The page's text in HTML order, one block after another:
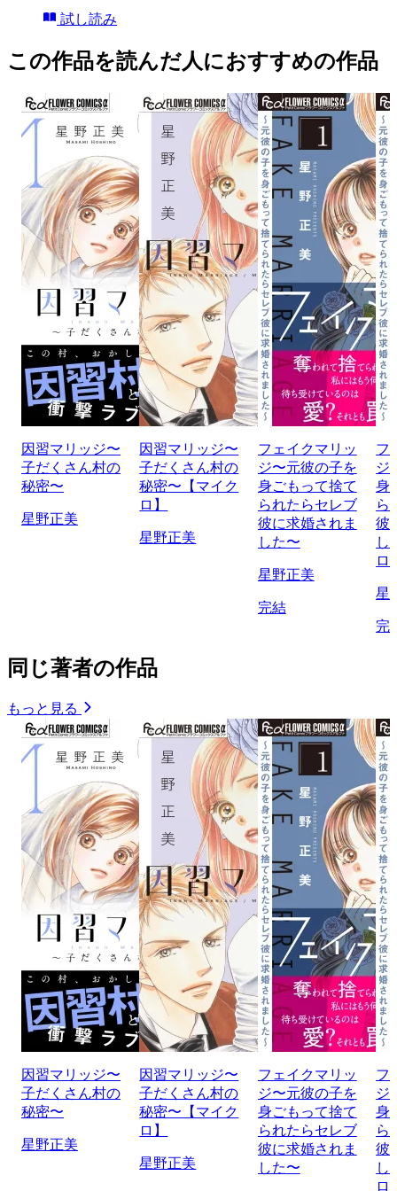
試し読み
この作品を読んだ人におすすめの作品
因習マリッジ〜
子だくさん村の
秘密〜
星野正美
因習マリッジ〜
子だくさん村の
秘密〜【マイク
ロ】
星野正美
フェイクマリッ
ジ〜元彼の子を
身ごもって捨て
られたらセレブ
彼に求婚されま
した〜
星野正美
完結
フ
ジ
身
ら
彼
し
ロ
星
完
同じ著者の作品
もっと見る
因習マリッジ〜
子だくさん村の
秘密〜
星野正美
因習マリッジ〜
子だくさん村の
秘密〜【マイク
ロ】
星野正美
フェイクマリッ
ジ〜元彼の子を
身ごもって捨て
られたらセレブ
彼に求婚されま
した〜
フ
ジ
身
ら
彼
し
ロ